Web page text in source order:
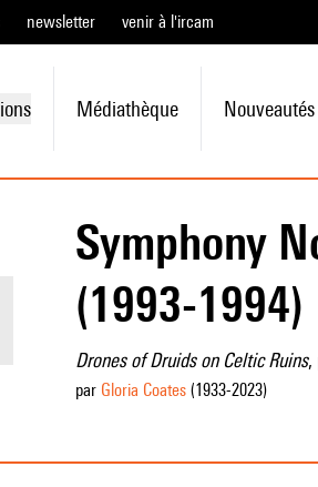
newsletter venir à l'ircam
Médiathèque Nouveautés
Symphony
(1993-1994)
Drones of Druids on Celtic Ruins,
par Gloria Coates(1933-2023)